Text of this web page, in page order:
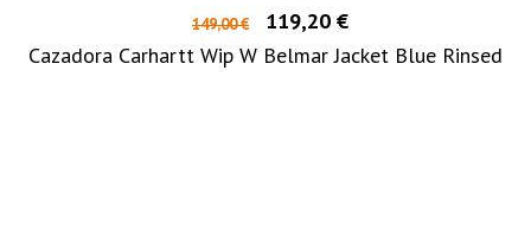
149,00 €
119,20 €
Cazadora Carhartt Wip W Belmar Jacket Blue Rinsed